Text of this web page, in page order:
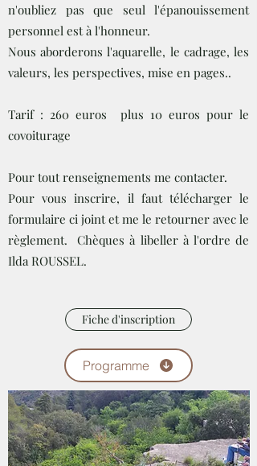
n'oubliez pas que seul l'épanouissement
personnel est à l'honneur.
Nous aborderons l'aquarelle, le cadrage, les
valeurs, les perspectives, mise en pages..
Tarif : 260 euros plus 10 euros pour le
covoiturage
Pour tout renseignements me contacter.
Pour vous inscrire, il faut télécharger le
formulaire ci joint et me le retourner avec le
règlement. Chèques à libeller à l'ordre de
Ilda ROUSSEL.
Fiche d'inscription
Programme